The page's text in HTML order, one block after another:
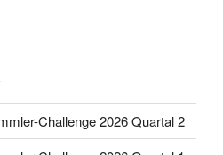
Challenge 2026 Quartal 2